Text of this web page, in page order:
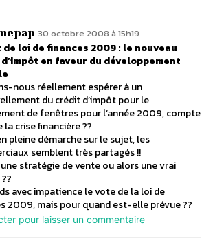
30 octobre 2008 à 15h19
loi de finances 2009 : le nouveau
en faveur du développement
nous réellement espérer à un
du crédit d’impôt pour le
de fenêtres pour l’année 2009, compte
la crise financière ??
pleine démarche sur le sujet, les
semblent très partagés !!
stratégie de vente ou alors une vrai
avec impatience le vote de la loi de
2009, mais pour quand est-elle prévue ??
pour laisser un commentaire